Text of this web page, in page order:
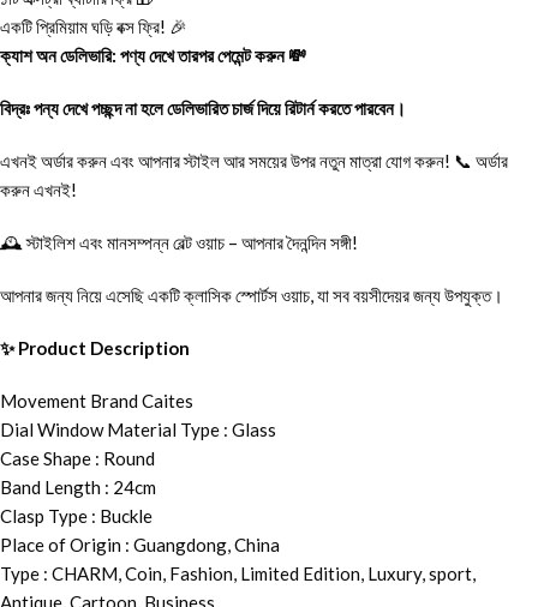
একটি প্রিমিয়াম ঘড়ি বক্স ফ্রি! 🎉
ক্যাশ অন ডেলিভারি: পণ্য দেখে তারপর পেমেন্ট করুন 💸
বিদ্রঃ পন্য দেখে পচ্ছন্দ না হলে ডেলিভারিত চার্জ দিয়ে রিটার্ন করতে পারবেন।
এখনই অর্ডার করুন এবং আপনার স্টাইল আর সময়ের উপর নতুন মাত্রা যোগ করুন! 📞 অর্ডার
করুন এখনই!
🕰️ স্টাইলিশ এবং মানসম্পন্ন বেল্ট ওয়াচ – আপনার দৈনন্দিন সঙ্গী!
আপনার জন্য নিয়ে এসেছি একটি ক্লাসিক স্পোর্টস ওয়াচ, যা সব বয়সীদেয়র জন্য উপযুক্ত।
✨ Product Description
Movement Brand Caites
Dial Window Material Type : Glass
Case Shape : Round
Band Length : 24cm
Clasp Type : Buckle
Place of Origin : Guangdong, China
Type : CHARM, Coin, Fashion, Limited Edition, Luxury, sport,
Antique, Cartoon, Business